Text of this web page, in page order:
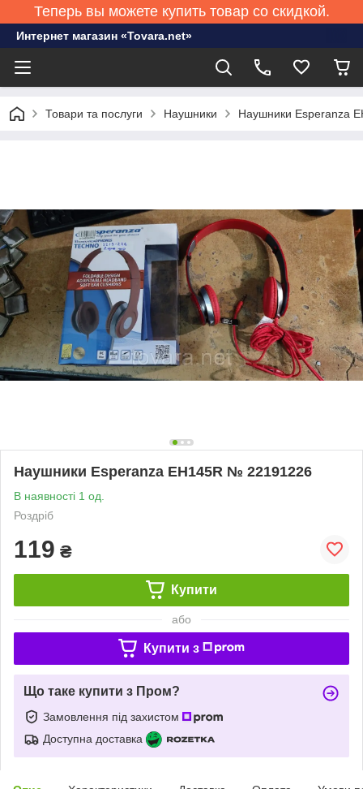
Теперь вы можете купить товар со скидкой.
Интернет магазин «Tovara.net»
Товари та послуги Наушники Наушники Esperanza
Наушники Esperanza EH145R № 22191226
В наявності 1 од.
Роздріб
119 ₴
Купити
або
Купити з
Що таке купити з Пром?
Замовлення під захистом
Доступна доставка